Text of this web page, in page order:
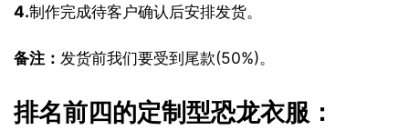
4.制作完成待客户确认后安排发货。
备注： 发货前我们要受到尾款(50%)。
排名前四的定制型恐龙衣服：